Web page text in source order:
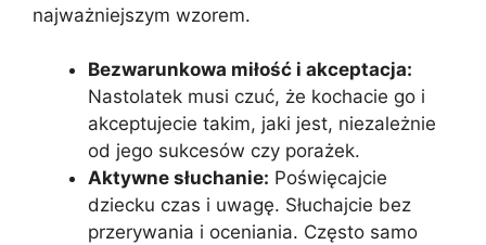
najważniejszym wzorem.
Bezwarunkowa miłość i akceptacja:
Nastolatek musi czuć, że kochacie go i
akceptujecie takim, jaki jest, niezależnie
od jego sukcesów czy porażek.
Aktywne słuchanie: Poświęcajcie
dziecku czas i uwagę. Słuchajcie bez
przerywania i oceniania. Często samo